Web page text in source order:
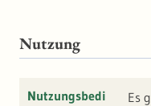
Nutzung
Nutzungsbedi
Es